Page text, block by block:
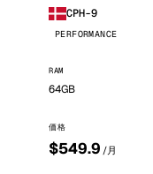
CPH-9
PERFORMANCE
RAM
64GB
価格
$549.9 /月